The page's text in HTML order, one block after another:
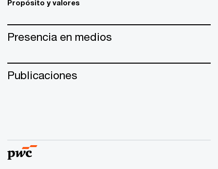
Propósito y valores
Presencia en medios
Publicaciones